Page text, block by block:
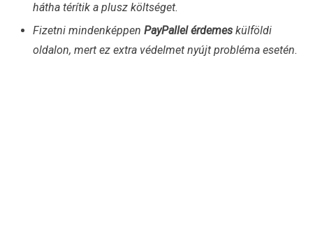
hátha térítik a plusz költséget.
Fizetni mindenképpen PayPallel érdemes külföldi
oldalon, mert ez extra védelmet nyújt probléma esetén.